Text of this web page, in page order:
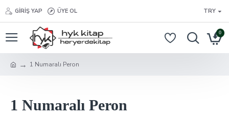
GIRIŞ YAP ÜYE OL TRY
0
1 Numaralı Peron
1 Numaralı Peron